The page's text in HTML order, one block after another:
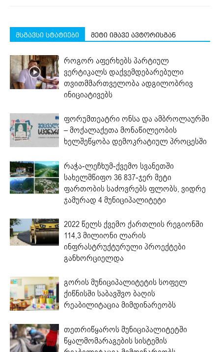
მსგავსი სტატიები მეტი იმავე ავტორისგან
როგორ აფერხებს პარტიულ
ვერტიკალს დაქვემდებარებული
თვითმმართველობა ადგილობრივ
ინიციატივებს
ფორუმთეატრი ონსა და ამბროლაურში
– მოქალაქეთა მონაწილეობის
ხელშეწყობა დემოკრატიულ პროცესში
რაჭა-ლეჩხუმ-ქვემო სვანეთში
სახელმწიფო 36 837-ჯერ მეტი
ფართობის საძოვრებს ფლობს, ვიდრე
ჯამურად 4 მუნიციპალიტეტი
2022 წელს ქვემო ქართლის რეგიონში
114,3 მილიონი ლარის
ინფრასტრუქტურული პროექტები
განხორციელდა
გორის მუნიციპალიტეტის სოფელ
ქიწნისში საბავშვო ბაღის
რეაბილიტაცია მიმდინარეობს
თეთრიწყაროს მუნიციპალიტეტში
წყალმომარაგების სისტემის